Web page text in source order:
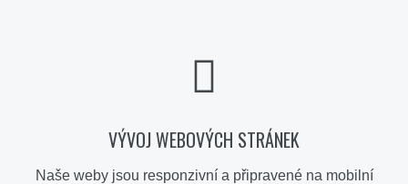
VÝVOJ WEBOVÝCH STRÁNEK
Naše weby jsou responzivní a připravené na mobilní